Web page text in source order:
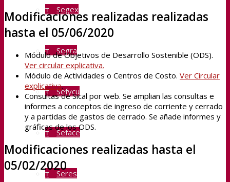
Segex
Segra
Sefycu
Seface
Seres
Modificaciones realizadas realizadas
hasta el 05/06/2020
Módulo de Objetivos de Desarrollo Sostenible (ODS).
Ver circular explicativa.
Módulo de Actividades o Centros de Costo. Ver Circular
explicativa.
Consultas de Sical por web. Se amplian las consultas e
informes a conceptos de ingreso de corriente y cerrado
y a partidas de gastos de cerrado. Se añade informes y
gráficas de los ODS.
Modificaciones realizadas hasta el
05/02/2020